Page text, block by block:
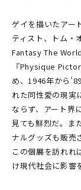
ゲイを描いたアー
ティスト、トム・
Fantasy The
『Physique
め、1946年から
れた同性愛の現実
ならず、アート界
見ても鮮烈だ。ま
ナルグッズも販売
この個展を訪れれ
け現代社会に影響